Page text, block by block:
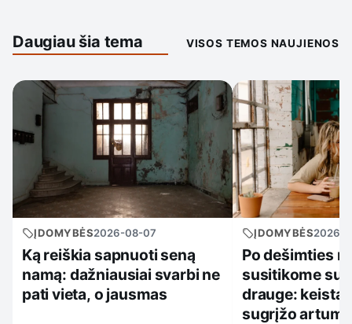
Daugiau šia tema VISOS TEMOS NAUJIENOS
ĮDOMYBĖS2026-08-07
Ką reiškia sapnuoti seną
namą: dažniausiai svarbi ne
pati vieta, o jausmas
ĮDOMYBĖS2026-
Po dešimties
susitikome su
drauge:
sugrįžo